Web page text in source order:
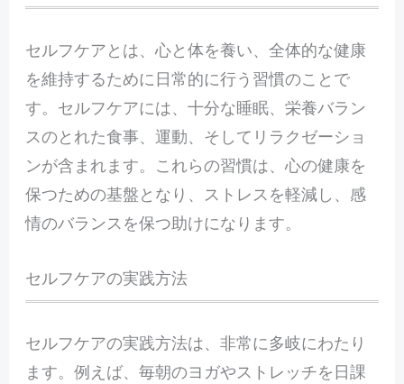
セルフケアとは、心と体を養い、全体的な健康
を維持するために日常的に行う習慣のことで
す。セルフケアには、十分な睡眠、栄養バラン
スのとれた食事、運動、そしてリラクゼーショ
ンが含まれます。これらの習慣は、心の健康を
保つための基盤となり、ストレスを軽減し、感
情のバランスを保つ助けになります。
セルフケアの実践方法
セルフケアの実践方法は、非常に多岐にわたり
ます。例えば、毎朝のヨガやストレッチを日課